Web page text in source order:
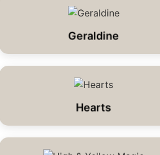
Geraldine
Hearts